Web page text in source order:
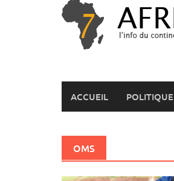
ACCUEIL POLITIQUE
OMS